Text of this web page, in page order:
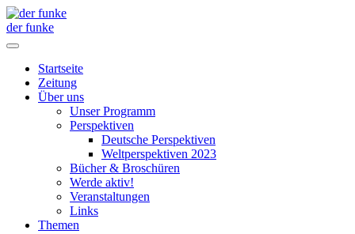
der funke
Startseite
Zeitung
Über uns
Unser Programm
Perspektiven
Deutsche Perspektiven
Weltperspektiven 2023
Bücher & Broschüren
Werde aktiv!
Veranstaltungen
Links
Themen